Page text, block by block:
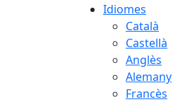
Idiomes
Català
Castellà
Anglès
Alemany
Francès